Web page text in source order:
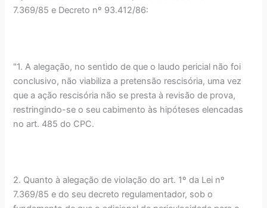
7.369/85 e Decreto nº 93.412/86:
"1. A alegação, no sentido de que o laudo pericial não foi
conclusivo, não viabiliza a pretensão rescisória, uma vez
que a ação rescisória não se presta à revisão de prova,
restringindo-se o seu cabimento às hipóteses elencadas
no art. 485 do CPC.
2. Quanto à alegação de violação do art. 1º da Lei nº
7.369/85 e do seu decreto regulamentador, sob o